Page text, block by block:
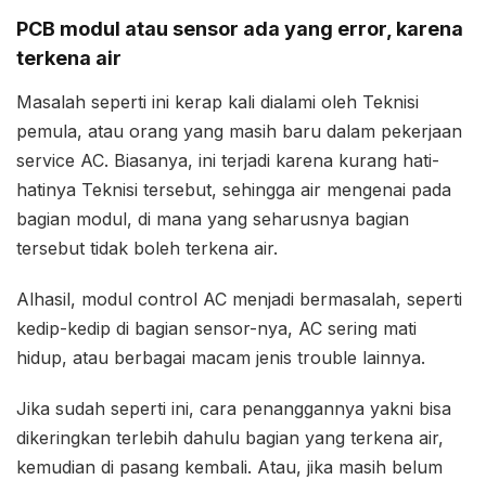
PCB modul atau sensor ada yang error, karena
terkena air
Masalah seperti ini kerap kali dialami oleh Teknisi
pemula, atau orang yang masih baru dalam pekerjaan
service AC. Biasanya, ini terjadi karena kurang hati-
hatinya Teknisi tersebut, sehingga air mengenai pada
bagian modul, di mana yang seharusnya bagian
tersebut tidak boleh terkena air.
Alhasil, modul control AC menjadi bermasalah, seperti
kedip-kedip di bagian sensor-nya, AC sering mati
hidup, atau berbagai macam jenis trouble lainnya.
Jika sudah seperti ini, cara penanggannya yakni bisa
dikeringkan terlebih dahulu bagian yang terkena air,
kemudian di pasang kembali. Atau, jika masih belum